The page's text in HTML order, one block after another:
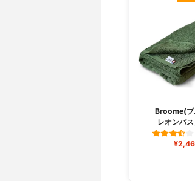
Broome(ブ
レオンバ